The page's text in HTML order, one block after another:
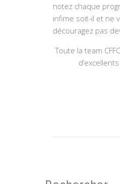
notez chaque
infime soit-il et ne
découragez pas
Toute la team